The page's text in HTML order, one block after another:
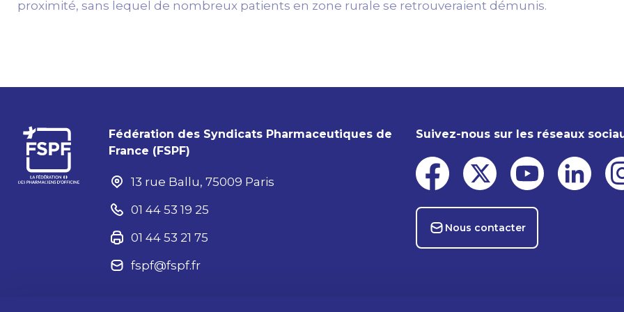
proximité, sans lequel de nombreux patients en zone rurale se retrouveraient démunis.
Fédération des Syndicats Pharmaceutiques de
France (FSPF)
13 rue Ballu, 75009 Paris
01 44 53 19 25
01 44 53 21 75
fspf@fspf.fr
Suivez-nous sur les réseaux
Nous contacter